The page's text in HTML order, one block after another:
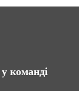
команді